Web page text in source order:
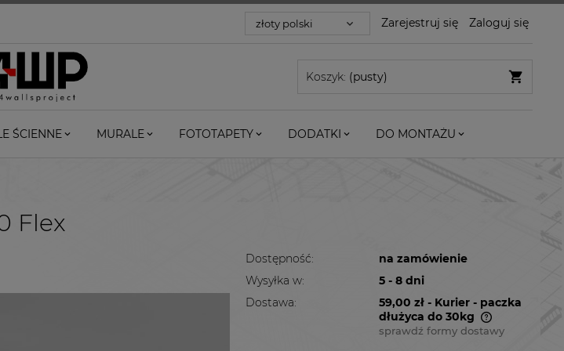
Zarejestruj się Zaloguj się
Koszyk: (pusty)
ŚCIENNE MURALE FOTOTAPETY DODATKI DO MONTAŻU
Flex
Dostępność:
na zamówienie
Wysyłka w:
5 - 8 dni
Dostawa:
59,00 zł - Kurier - paczka
dłużyca do 30kg
sprawdź formy dostawy